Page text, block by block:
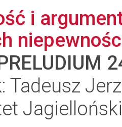
i
Tadeusz
Jagielloński